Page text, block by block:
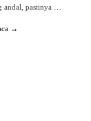
andal, pastinya …
→